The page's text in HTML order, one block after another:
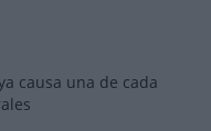
causa una de cada